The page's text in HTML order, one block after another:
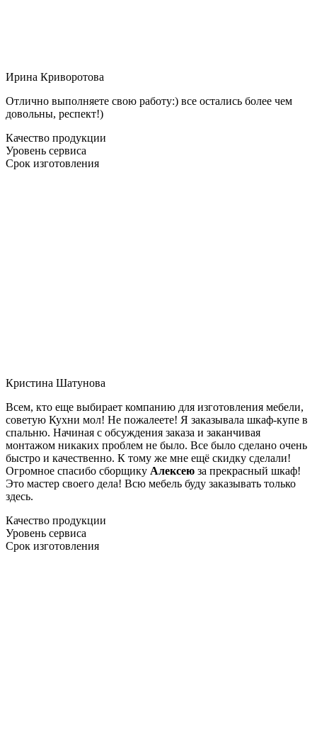
Ирина Криворотова
Отлично выполняете свою работу:) все остались более чем
довольны, респект!)
Качество продукции
Уровень сервиса
Срок изготовления
Кристина Шатунова
Всем, кто еще выбирает компанию для изготовления мебели,
советую Кухни мол! Не пожалеете! Я заказывала шкаф-купе в
спальню. Начиная с обсуждения заказа и заканчивая
монтажом никаких проблем не было. Все было сделано очень
быстро и качественно. К тому же мне ещё скидку сделали!
Огромное спасибо сборщику Алексею за прекрасный шкаф!
Это мастер своего дела! Всю мебель буду заказывать только
здесь.
Качество продукции
Уровень сервиса
Срок изготовления